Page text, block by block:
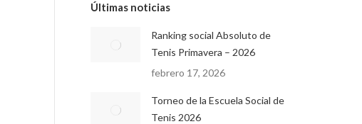
Últimas noticias
Ranking social Absoluto de
Tenis Primavera – 2026
febrero 17, 2026
Torneo de la Escuela Social de
Tenis 2026